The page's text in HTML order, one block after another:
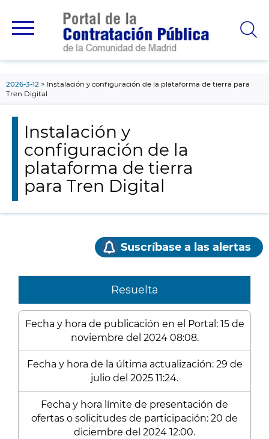
principal
2026-3-12
Instalación y configuración de la plataforma de tierra para
Tren Digital
Instalación y
configuración de la
plataforma de tierra
para Tren Digital
Suscríbase a las alertas
Resuelta
Fecha y hora de publicación en el Portal: 15 de
noviembre del 2024 08:08.
Fecha y hora de la última actualización: 29 de
julio del 2025 11:24.
Fecha y hora límite de presentación de
ofertas o solicitudes de participación: 20 de
diciembre del 2024 12:00.